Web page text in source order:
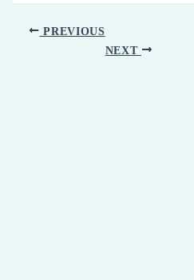
PREVIOUS
NEXT